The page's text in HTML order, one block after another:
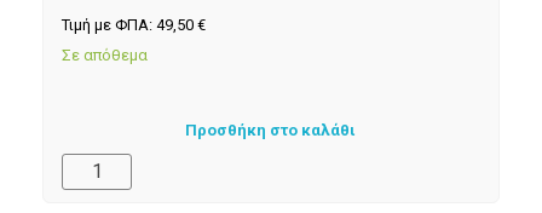
Τιμή με ΦΠΑ: 49,50 €
Σε απόθεμα
Προσθήκη στο καλάθι